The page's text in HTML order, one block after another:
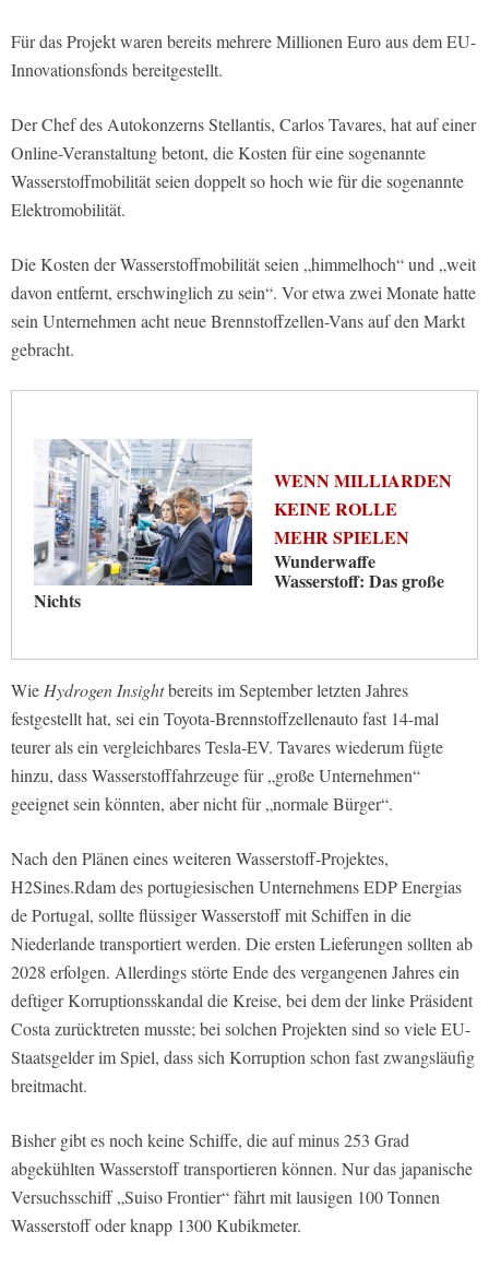
Für das Projekt waren bereits mehrere Millionen Euro aus dem EU-
Innovationsfonds bereitgestellt.
Der Chef des Autokonzerns Stellantis, Carlos Tavares, hat auf einer
Online-Veranstaltung betont, die Kosten für eine sogenannte
Wasserstoffmobilität seien doppelt so hoch wie für die sogenannte
Elektromobilität.
Die Kosten der Wasserstoffmobilität seien „himmelhoch“ und „weit
davon entfernt, erschwinglich zu sein“. Vor etwa zwei Monate hatte
sein Unternehmen acht neue Brennstoffzellen-Vans auf den Markt
gebracht.
WENN MILLIARDEN
KEINE ROLLE
MEHR SPIELEN
Wunderwaffe
Wasserstoff: Das große
Nichts
WieHydrogen Insightbereits im September letzten Jahres
festgestellt hat, sei ein Toyota-Brennstoffzellenauto fast 14-mal
teurer als ein vergleichbares Tesla-EV. Tavares wiederum fügte
hinzu, dass Wasserstofffahrzeuge für „große Unternehmen“
geeignet sein könnten, aber nicht für „normale Bürger“.
Nach den Plänen eines weiteren Wasserstoff-Projektes,
H2Sines.Rdam des portugiesischen Unternehmens EDP Energias
de Portugal, sollte flüssiger Wasserstoff mit Schiffen in die
Niederlande transportiert werden. Die ersten Lieferungen sollten ab
2028 erfolgen. Allerdings störte Ende des vergangenen Jahres ein
deftiger Korruptionsskandal die Kreise, bei dem der linke Präsident
Costa zurücktreten musste; bei solchen Projekten sind so viele EU-
Staatsgelder im Spiel, dass sich Korruption schon fast zwangsläufig
breitmacht.
Bisher gibt es noch keine Schiffe, die auf minus 253 Grad
abgekühlten Wasserstoff transportieren können. Nur das japanische
Versuchsschiff „Suiso Frontier“ fährt mit lausigen 100 Tonnen
Wasserstoff oder knapp 1300 Kubikmeter.